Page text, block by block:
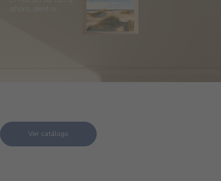
Ver catálogo